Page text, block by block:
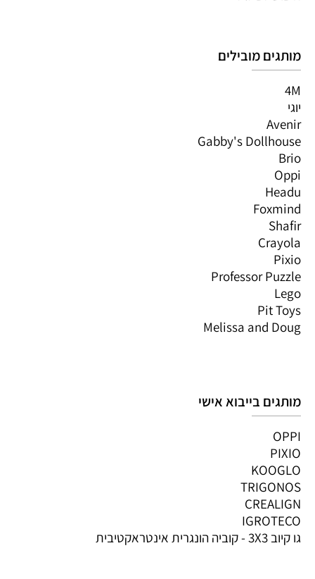
מותגים מובילים
4M
יוגי
Avenir
Gabby's Dollhouse
Brio
Oppi
Headu
Foxmind
Shafir
Crayola
Pixio
Professor Puzzle
Lego
Pit Toys
Melissa and Doug
מותגים בייבוא אישי
OPPI
PIXIO
KOOGLO
TRIGONOS
CREALIGN
IGROTECO
גו קיוב 3X3 - קוביה הונגרית אינטראקטיבית